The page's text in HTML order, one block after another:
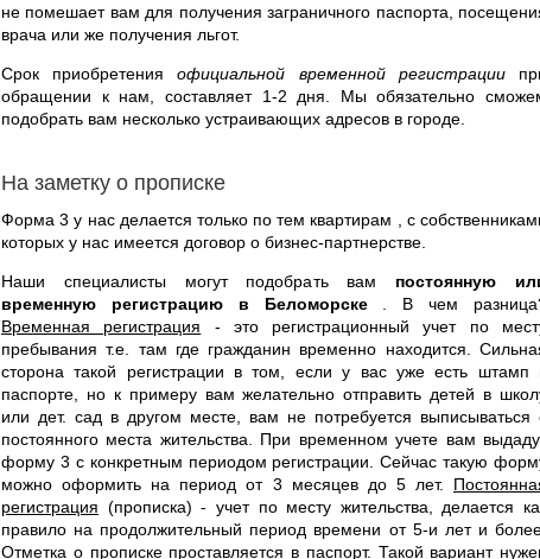
не помешает вам для получения заграничного паспорта,
врача или же получения льгот.
Срок приобретенияофициальной временной регистрации
обращении к нам, составляет 1-2 дня. Мы обязательно
подобрать вам несколько устраивающих адресов в городе.
На заметку о прописке
Форма 3 у нас делается только по тем квартирам , с
которых у нас имеется договор о бизнес-партнерстве.
Наши специалисты могут подобрать вам постоянную
временную регистрацию в Беломорске
. В чем
Временная регистрация - это регистрационный учет по
пребывания т.е. там где гражданин временно находится.
сторона такой регистрации в том, если у вас уже есть штамп
паспорте, но к примеру вам желательно отправить детей в
или дет. сад в другом месте, вам не потребуется выписываться
постоянного места жительства. При временном учете вам
форму 3 с конкретным периодом регистрации. Сейчас такую
можно оформить на период от 3 месяцев до 5 лет.
регистрация (прописка) - учет по месту жительства, делается
правило на продолжительный период времени от 5-и лет и
Отметка о прописке проставляется в паспорт. Такой вариант